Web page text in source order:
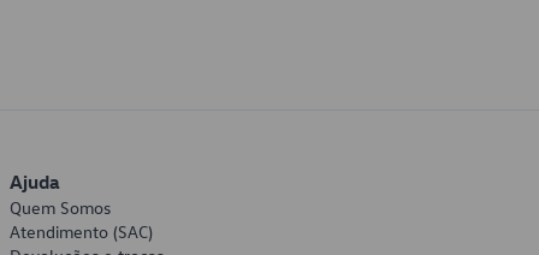
Ajuda
Quem Somos
Atendimento (SAC)